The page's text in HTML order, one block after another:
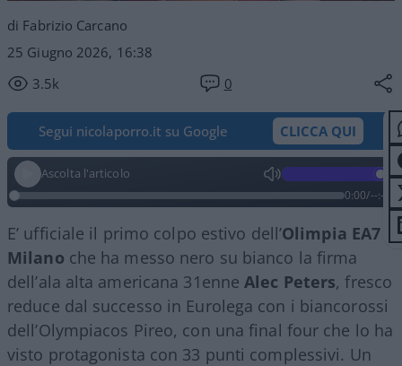
di Fabrizio Carcano
25 Giugno 2026, 16:38
3.5k
0
Segui nicolaporro.it su Google CLICCA QUI
Ascolta l'articolo
0:00/--:--
E’ ufficiale il primo colpo estivo dell’Olimpia EA7
Milano che ha messo nero su bianco la firma
dell’ala alta americana 31enneAlec Peters, fresco
reduce dal successo in Eurolega con i biancorossi
dell’Olympiacos Pireo, con una final four che lo ha
visto protagonista con 33 punti complessivi. Un